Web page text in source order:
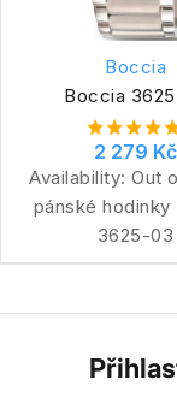
Boccia
Boccia
2 279 Kč
Availability: Out
pánské hodinky
3625-03